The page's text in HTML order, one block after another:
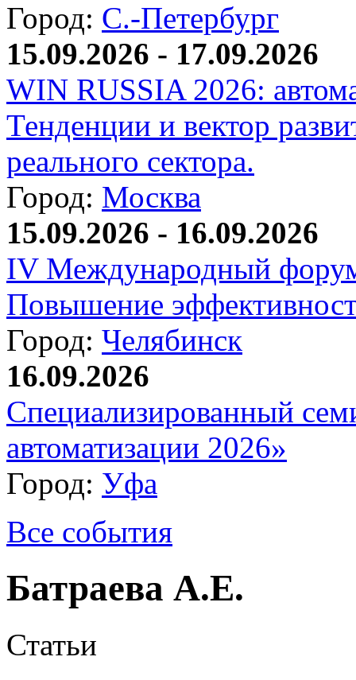
Город: С.-Петербург
15.09.2026 - 17.09.2026
WIN RUSSIA 2026:
Тенденции и вектор
реального сектора.
Город: Москва
15.09.2026 - 16.09.2026
IV Международный
Повышение
Город: Челябинск
16.09.2026
Специализированный
автоматизации 2026»
Город: Уфа
Все события
Батраева А.Е.
Статьи